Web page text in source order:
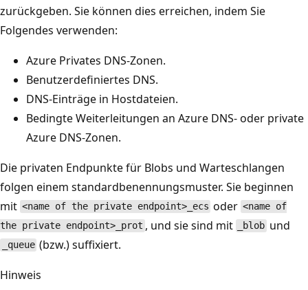
zurückgeben. Sie können dies erreichen, indem Sie
Folgendes verwenden:
Azure Privates DNS-Zonen.
Benutzerdefiniertes DNS.
DNS-Einträge in Hostdateien.
Bedingte Weiterleitungen an Azure DNS- oder private
Azure DNS-Zonen.
Die privaten Endpunkte für Blobs und Warteschlangen
folgen einem standardbenennungsmuster. Sie beginnen
mit <name of the private endpoint>_ecs oder <name of
the private endpoint>_prot , und sie sind mit _blob und
_queue (bzw.) suffixiert.
Hinweis